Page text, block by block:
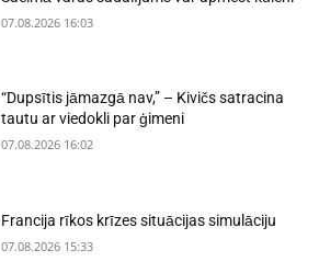
07.08.2026 16:03
“Dupsītis jāmazgā nav,” – Kivičs satracina
tautu ar viedokli par ģimeni
07.08.2026 16:02
Francija rīkos krīzes situācijas simulāciju
07.08.2026 15:33